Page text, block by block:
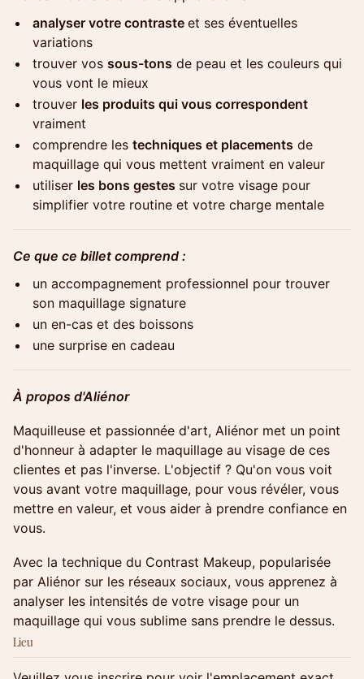
analyser votre contraste et ses éventuelles
variations
trouver vos sous-tons de peau et les couleurs qui
vous vont le mieux
trouver les produits qui vous correspondent
vraiment
comprendre les techniques et placements de
maquillage qui vous mettent vraiment en valeur
utiliser les bons gestes sur votre visage pour
simplifier votre routine et votre charge mentale
Ce que ce billet comprend :
un accompagnement professionnel pour trouver
son maquillage signature
un en-cas et des boissons
une surprise en cadeau
À propos d'Aliénor
Maquilleuse et passionnée d'art, Aliénor met un point
d'honneur à adapter le maquillage au visage de ces
clientes et pas l'inverse. L'objectif ? Qu'on vous voit
vous avant votre maquillage, pour vous révéler, vous
mettre en valeur, et vous aider à prendre confiance en
vous.
Avec la technique du Contrast Makeup, popularisée
par Aliénor sur les réseaux sociaux, vous apprenez à
analyser les intensités de votre visage pour un
maquillage qui vous sublime sans prendre le dessus.
Lieu